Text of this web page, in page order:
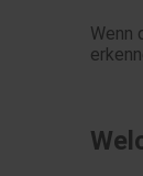
Wenn